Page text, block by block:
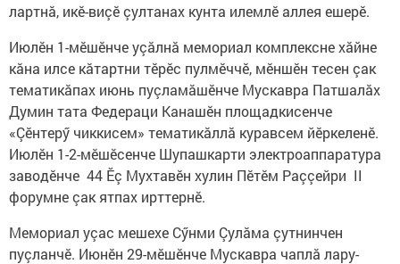
лартнă, икӗ-виçӗ çултанах кунта илемлӗ аллея ешерӗ.
Июлӗн 1-мӗшӗнче уçăлнă мемориал комплексне хăйне
кăна илсе кăтартни тӗрӗс пулмӗччӗ, мӗншӗн тесен çак
тематикăпах июнь пуçламăшӗнче Мускавра Патшалăх
Думин тата Федераци Канашӗн площадкисенче
«Çӗнтерӳ чиккисем» тематикăллă куравсем йӗркеленӗ.
Июлӗн 1-2-мӗшӗсенче Шупашкарти электроаппаратура
заводӗнче 44 Ӗç Мухтавӗн хулин Пӗтӗм Раççейри II
форумне çак ятпах ирттернӗ.
Мемориал уçас мешехе Сӳнми Çулăма çутнинчен
пуçланчӗ. Июнӗн 29-мӗшӗнче Мускавра чаплă лару-